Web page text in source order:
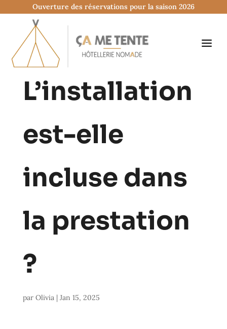
Ouverture des réservations pour la saison 2026
L’installation
est-elle
incluse dans
la prestation
?
par Olivia| Jan 15, 2025